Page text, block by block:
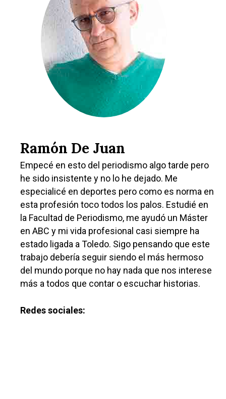
Ramón De Juan
Empecé en esto del periodismo algo tarde pero
he sido insistente y no lo he dejado. Me
especialicé en deportes pero como es norma en
esta profesión toco todos los palos. Estudié en
la Facultad de Periodismo, me ayudó un Máster
en ABC y mi vida profesional casi siempre ha
estado ligada a Toledo. Sigo pensando que este
trabajo debería seguir siendo el más hermoso
del mundo porque no hay nada que nos interese
más a todos que contar o escuchar historias.
Redes sociales: